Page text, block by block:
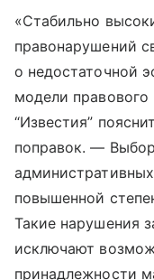
«Стабильно
правонарушений
о недостаточной
модели
“Известия”
поправок. —
повышенной
Такие нарушения
исключают
принадлежности